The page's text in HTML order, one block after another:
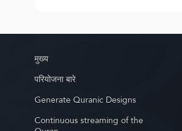
मुख्य
परियोजना बारे
Generate Quranic Designs
Continuous streaming of the